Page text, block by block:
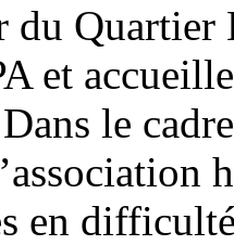
du Quartier
et
le
en